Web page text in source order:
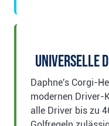
Universelle
Daphne's Corgi-
modernen Driver-
alle Driver bis zu